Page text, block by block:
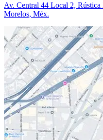
Av. Central 44 Local 2,
Morelos, Méx.